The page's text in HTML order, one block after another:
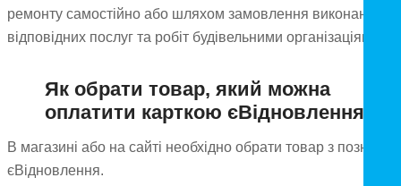
ремонту самостійно або шляхом замовлення виконання
відповідних послуг та робіт будівельними організаціями.
Як обрати товар, який можна
оплатити карткою єВідновлення?
В магазині або на сайті необхідно обрати товар з
єВідновлення.